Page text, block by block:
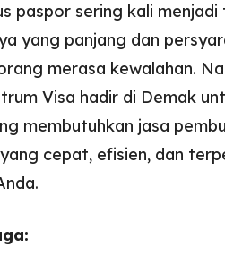
paspor sering kali
yang panjang dan
merasa kewalahan.
Visa hadir di Demak
membutuhkan jasa
cepat, efisien, dan